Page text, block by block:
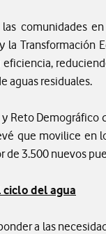
comunidades
Transformación
aguas residuales.
Reto
que movilice en
de 3.500 nuevos
del agua
a las